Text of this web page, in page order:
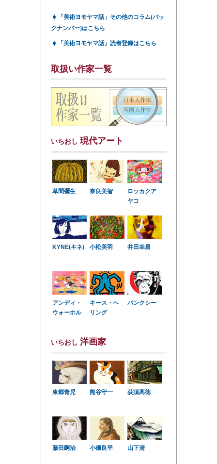
➧
「美術ヨモヤマ話」その他のコラム(バッ
クナンバー)はこちら
➧ 「美術ヨモヤマ話」読者登録はこちら
取扱い作家一覧
いちおし 現代アート
草間彌生 奈良美智
ロッカクア
ヤコ
KYNE(キネ) 小松美羽 井田幸昌
アンディ・
ウォーホル
キース・ヘ
リング
バンクシー
いちおし 洋画家
東郷青児 熊谷守一 荻須高徳
藤田嗣治 小磯良平 山下清